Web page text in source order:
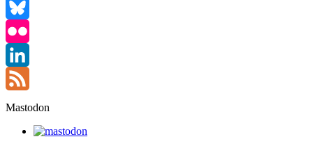
Pinterest
Bluesky
Flickr
LinkedIn
Feed
Mastodon